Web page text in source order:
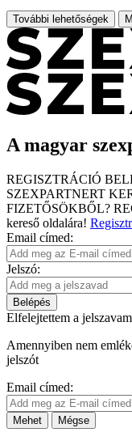
További lehetőségek
A magyar
REGISZTRÁCIÓ
SZEXPARTNERT
FIZETŐSÖKBŐL?
kereső oldalára!
Email címed:
Jelszó:
Belépés
Elfelejtettem a jelszavam
Amennyiben nem
jelszót
Email címed:
Mehet Mégse